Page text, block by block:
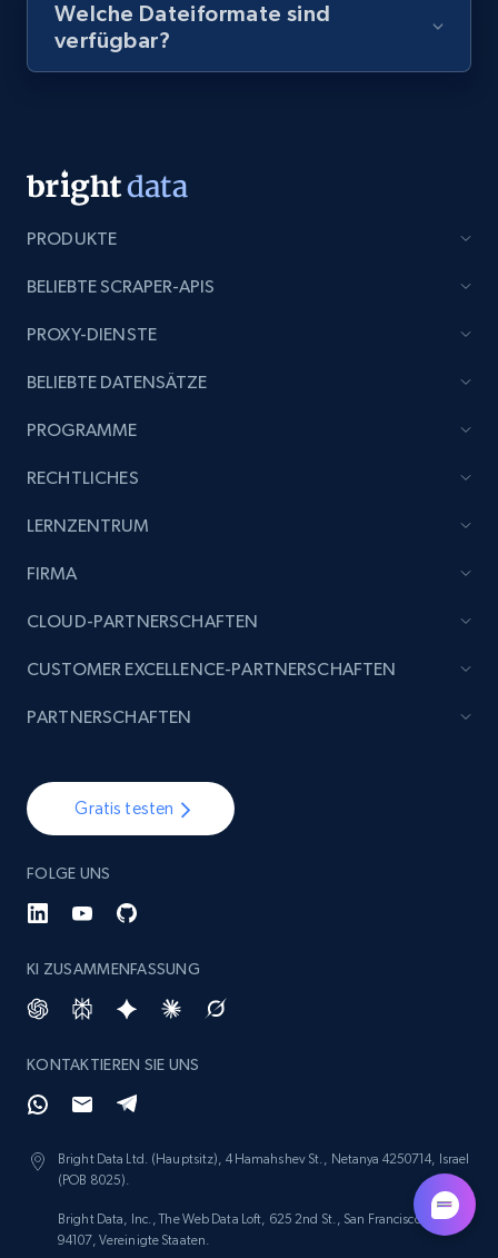
Welche Dateiformate sind
verfügbar?
PRODUKTE
BELIEBTE SCRAPER-APIS
PROXY-DIENSTE
BELIEBTE DATENSÄTZE
PROGRAMME
RECHTLICHES
LERNZENTRUM
FIRMA
Gratis testen
FOLGE UNS
KI ZUSAMMENFASSUNG
KONTAKTIEREN SIE UNS
Bright Data Ltd. (Hauptsitz), 4 Hamahshev St., Netanya 4250714, Israel
(POB 8025).
Bright Data, Inc., The Web Data Loft, 625 2nd St., San Francisco, CA
94107, Vereinigte Staaten.
CLOUD-PARTNERSCHAFTEN
CUSTOMER EXCELLENCE-PARTNERSCHAFTEN
PARTNERSCHAFTEN